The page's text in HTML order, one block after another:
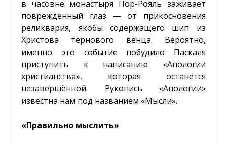
в часовне монастыря Пор-Рояль заживает
повреждённый глаз — от прикосновения
реликвария, якобы содержащего шип из
Христова тернового венца. Вероятно,
именно это событие побудило Паскаля
приступить к написанию «Апологии
христианства», которая останется
незавершённой. Рукопись «Апологии»
известна нам под названием «Мысли».
«Правильно мыслить»